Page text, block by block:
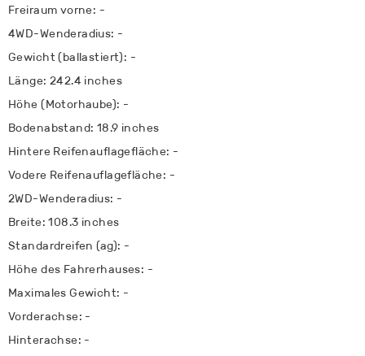
Freiraum vorne: -
4WD-Wenderadius: -
Gewicht (ballastiert): -
Länge: 242.4 inches
Höhe (Motorhaube): -
Bodenabstand: 18.9 inches
Hintere Reifenauflagefläche: -
Vodere Reifenauflagefläche: -
2WD-Wenderadius: -
Breite: 108.3 inches
Standardreifen (ag): -
Höhe des Fahrerhauses: -
Maximales Gewicht: -
Vorderachse: -
Hinterachse: -